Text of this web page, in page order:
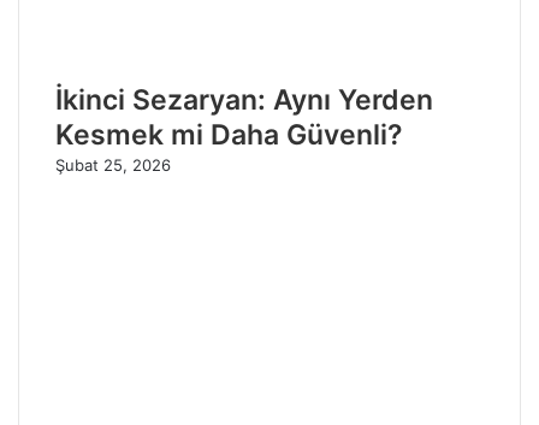
İkinci Sezaryan: Aynı Yerden
Kesmek mi Daha Güvenli?
Şubat 25, 2026